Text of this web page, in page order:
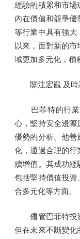
經驗的積累和市場
內在價值和競爭
等行業中具有強大
以來，面對新的
域更加多元化，積
關注宏觀 及時
巴菲特的行業
心，堅持安全邊際
優勢的分析。他善
化，通過合理的行
續增值。其成功經
包括堅持價值投資
合多元化等方面。
儘管巴菲特投資
但在未來不斷變化